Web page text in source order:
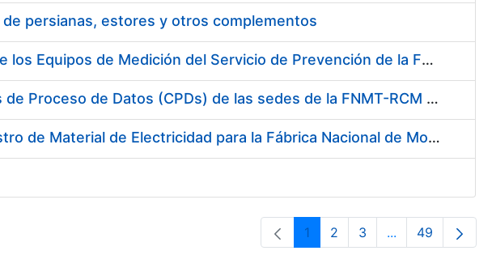
persianas, estores y otros complementos
Servicio de Calibración y Verificación Externa de los Equipos de Medición del Servicio de Prevención de la FNMT-RCM
Conexión mediante Fibra Óptica de los Centros de Proceso de Datos (CPDs) de las sedes de la FNMT-RCM de Burgos y Madrid
Contratación de acuerdo marco para el Suministro de Material de Electricidad para la Fábrica Nacional de Moneda y Timbre-Real Casa de la Moneda en su centro de trabajo de Burgos
Page
1 Page
2 Page
3 ...Intermediate
Page
49